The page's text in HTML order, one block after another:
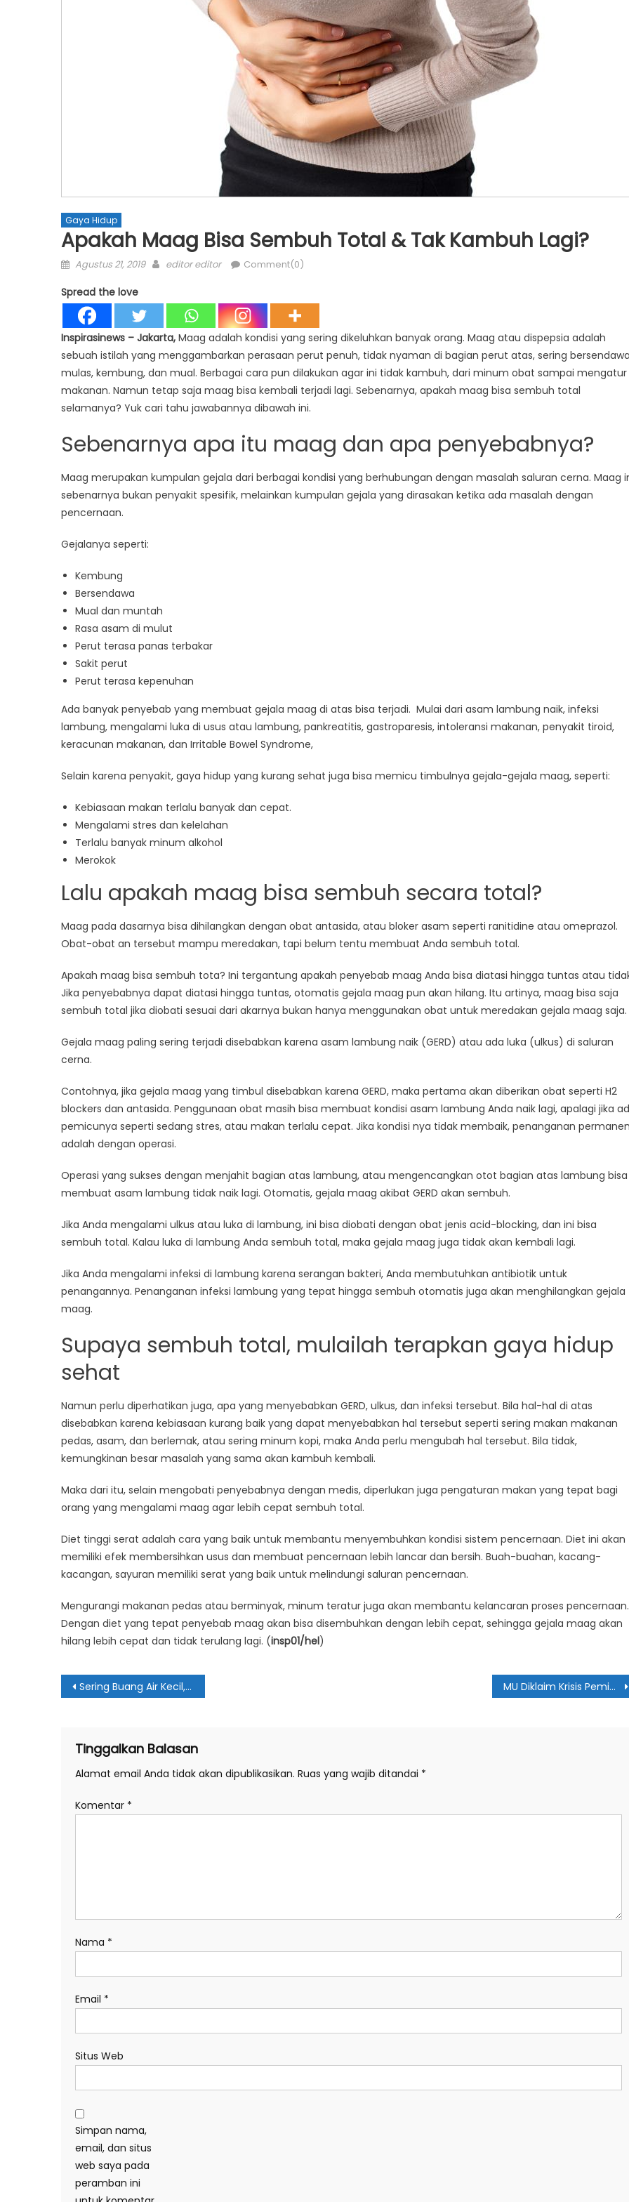
Gaya Hidup
Apakah Maag Bisa Sembuh Total & Tak Kambuh Lagi?
Posted
Agustus 21, 2019 Author
editor editor Comment(0)
Spread the love
Inspirasinews – Jakarta, Maag adalah kondisi yang sering dikeluhkan banyak orang. Maag atau dispepsia adalah
sebuah istilah yang menggambarkan perasaan perut penuh, tidak nyaman di bagian perut atas, sering
mulas, kembung, dan mual. Berbagai cara pun dilakukan agar ini tidak kambuh, dari minum obat sampai mengatur
makanan. Namun tetap saja maag bisa kembali terjadi lagi. Sebenarnya, apakah maag bisa sembuh total
selamanya? Yuk cari tahu jawabannya dibawah ini.
Sebenarnya apa itu maag dan apa penyebabnya?
Maag merupakan kumpulan gejala dari berbagai kondisi yang berhubungan dengan masalah saluran cerna. Maag
sebenarnya bukan penyakit spesifik, melainkan kumpulan gejala yang dirasakan ketika ada masalah dengan
pencernaan.
Gejalanya seperti:
Kembung
Bersendawa
Mual dan muntah
Rasa asam di mulut
Perut terasa panas terbakar
Sakit perut
Perut terasa kepenuhan
Ada banyak penyebab yang membuat gejala maag di atas bisa terjadi. Mulai dari asam lambung naik, infeksi
lambung, mengalami luka di usus atau lambung, pankreatitis, gastroparesis, intoleransi makanan, penyakit tiroid,
keracunan makanan, dan Irritable Bowel Syndrome,
Selain karena penyakit, gaya hidup yang kurang sehat juga bisa memicu timbulnya gejala-gejala maag, seperti:
Kebiasaan makan terlalu banyak dan cepat.
Mengalami stres dan kelelahan
Terlalu banyak minum alkohol
Merokok
Lalu apakah maag bisa sembuh secara total?
Maag pada dasarnya bisa dihilangkan dengan obat antasida, atau bloker asam seperti ranitidine atau omeprazol.
Obat-obat an tersebut mampu meredakan, tapi belum tentu membuat Anda sembuh total.
Apakah maag bisa sembuh tota? Ini tergantung apakah penyebab maag Anda bisa diatasi hingga tuntas atau
Jika penyebabnya dapat diatasi hingga tuntas, otomatis gejala maag pun akan hilang. Itu artinya, maag bisa saja
sembuh total jika diobati sesuai dari akarnya bukan hanya menggunakan obat untuk meredakan gejala maag saja.
Gejala maag paling sering terjadi disebabkan karena asam lambung naik (GERD) atau ada luka (ulkus) di saluran
cerna.
Contohnya, jika gejala maag yang timbul disebabkan karena GERD, maka pertama akan diberikan obat seperti H2
blockers dan antasida. Penggunaan obat masih bisa membuat kondisi asam lambung Anda naik lagi, apalagi jika
pemicunya seperti sedang stres, atau makan terlalu cepat. Jika kondisi nya tidak membaik, penanganan permanen
adalah dengan operasi.
Operasi yang sukses dengan menjahit bagian atas lambung, atau mengencangkan otot bagian atas lambung bisa
membuat asam lambung tidak naik lagi. Otomatis, gejala maag akibat GERD akan sembuh.
Jika Anda mengalami ulkus atau luka di lambung, ini bisa diobati dengan obat jenis acid-blocking, dan ini bisa
sembuh total. Kalau luka di lambung Anda sembuh total, maka gejala maag juga tidak akan kembali lagi.
Jika Anda mengalami infeksi di lambung karena serangan bakteri, Anda membutuhkan antibiotik untuk
penangannya. Penanganan infeksi lambung yang tepat hingga sembuh otomatis juga akan menghilangkan gejala
maag.
Supaya sembuh total, mulailah terapkan gaya hidup
sehat
Namun perlu diperhatikan juga, apa yang menyebabkan GERD, ulkus, dan infeksi tersebut. Bila hal-hal di atas
disebabkan karena kebiasaan kurang baik yang dapat menyebabkan hal tersebut seperti sering makan makanan
pedas, asam, dan berlemak, atau sering minum kopi, maka Anda perlu mengubah hal tersebut. Bila tidak,
kemungkinan besar masalah yang sama akan kambuh kembali.
Maka dari itu, selain mengobati penyebabnya dengan medis, diperlukan juga pengaturan makan yang tepat bagi
orang yang mengalami maag agar lebih cepat sembuh total.
Diet tinggi serat adalah cara yang baik untuk membantu menyembuhkan kondisi sistem pencernaan. Diet ini akan
memiliki efek membersihkan usus dan membuat pencernaan lebih lancar dan bersih. Buah-buahan, kacang-
kacangan, sayuran memiliki serat yang baik untuk melindungi saluran pencernaan.
Mengurangi makanan pedas atau berminyak, minum teratur juga akan membantu kelancaran proses pencernaan.
Dengan diet yang tepat penyebab maag akan bisa disembuhkan dengan lebih cepat, sehingga gejala maag akan
hilang lebih cepat dan tidak terulang lagi. (insp01/hel)
Navigasi
Sering Buang Air Kecil, Apakah Selalu Gejala Diabetes? MU Diklaim Krisis Pemimpin
Tinggalkan Balasan
Alamat email Anda tidak akan dipublikasikan. Ruas yang wajib ditandai *
Komentar *
Nama *
Email *
Situs Web
Simpan nama,
email, dan situs
web saya pada
peramban ini